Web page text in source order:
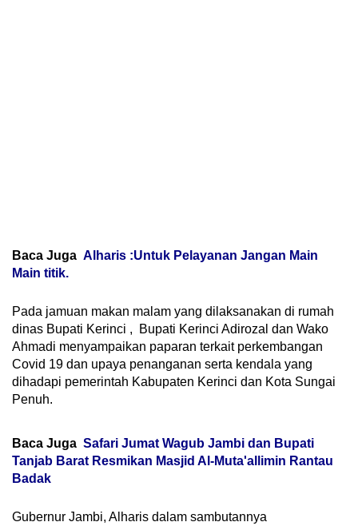
Baca Juga Alharis :Untuk Pelayanan Jangan Main
Main titik.
Pada jamuan makan malam yang dilaksanakan di rumah
dinas Bupati Kerinci , Bupati Kerinci Adirozal dan Wako
Ahmadi menyampaikan paparan terkait perkembangan
Covid 19 dan upaya penanganan serta kendala yang
dihadapi pemerintah Kabupaten Kerinci dan Kota Sungai
Penuh.
Baca Juga Safari Jumat Wagub Jambi dan Bupati
Tanjab Barat Resmikan Masjid Al-Muta'allimin Rantau
Badak
Gubernur Jambi, Alharis dalam sambutannya